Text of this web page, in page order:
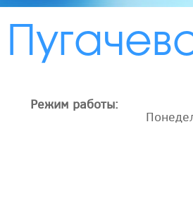
Режим работы: